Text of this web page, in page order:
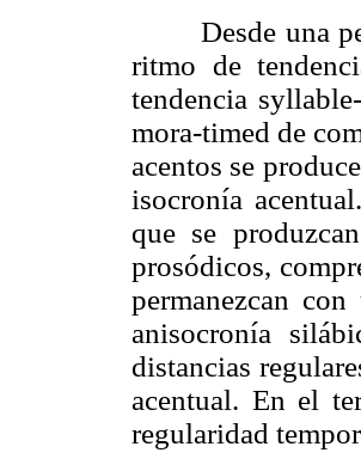
Desde una
ritmo de
tendencia
mora-timed de
acentos se
isocronía
que se
prosódicos,
permanezcan
anisocronía
distancias
acentual. En el
regularidad